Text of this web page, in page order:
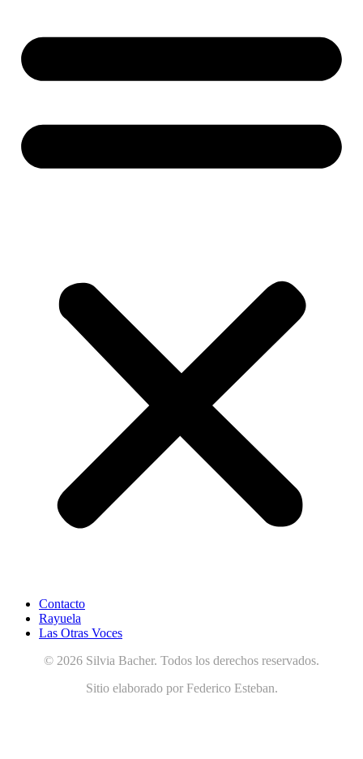
Contacto
Rayuela
Las Otras Voces
© 2026 Silvia Bacher. Todos los derechos reservados.
Sitio elaborado por Federico Esteban.